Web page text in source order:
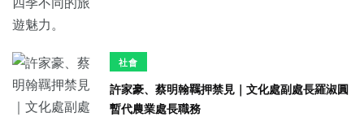
社會
許家豪、蔡明翰羈押禁見｜文化處副處長羅淑圓
暫代農業處長職務